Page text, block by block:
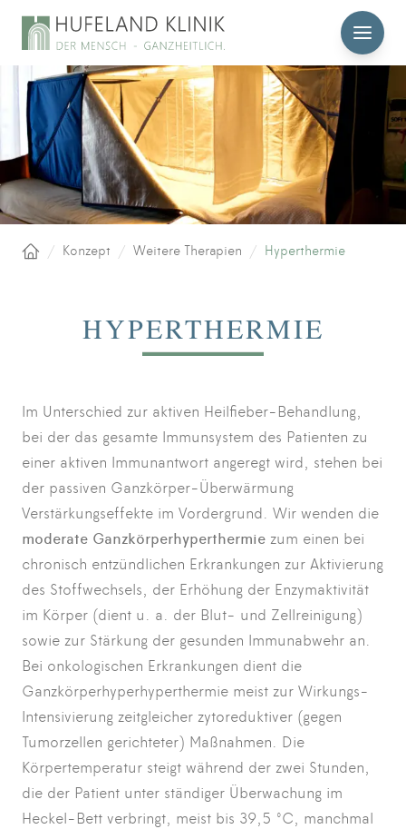
MENÜ
Startseite
/ Konzept / Weitere Therapien / Hyperthermie
HYPERTHERMIE
Im Unterschied zur aktiven Heilfieber-Behandlung,
bei der das gesamte Immunsystem des Patienten zu
einer aktiven Immunantwort angeregt wird, stehen bei
der passiven Ganzkörper-Überwärmung
Verstärkungseffekte im Vordergrund. Wir wenden die
moderate Ganzkörperhyperthermie zum einen bei
chronisch entzündlichen Erkrankungen zur Aktivierung
des Stoffwechsels, der Erhöhung der Enzymaktivität
im Körper (dient u. a. der Blut- und Zellreinigung)
sowie zur Stärkung der gesunden Immunabwehr an.
Bei onkologischen Erkrankungen dient die
Ganzkörperhyperhyperthermie meist zur Wirkungs-
Intensivierung zeitgleicher zytoreduktiver (gegen
Tumorzellen gerichteter) Maßnahmen. Die
Körpertemperatur steigt während der zwei Stunden,
die der Patient unter ständiger Überwachung im
Heckel-Bett verbringt, meist bis 39,5 °C, manchmal